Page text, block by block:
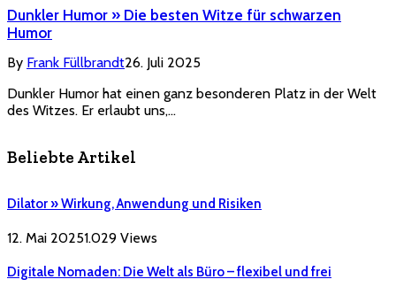
Dunkler Humor » Die besten Witze für schwarzen
Humor
By Frank Füllbrandt26. Juli 2025
Dunkler Humor hat einen ganz besonderen Platz in der Welt
des Witzes. Er erlaubt uns,…
Beliebte Artikel
Dilator » Wirkung, Anwendung und Risiken
12. Mai 20251.029 Views
Digitale Nomaden: Die Welt als Büro – flexibel und frei